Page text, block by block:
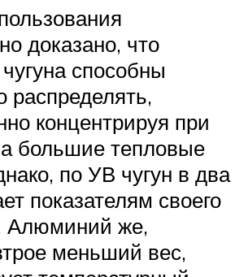
доказано, что
способны
распределять,
концентрируя при
большие тепловые
по УВ чугун в два
показателям своего
Алюминий же,
меньший вес,